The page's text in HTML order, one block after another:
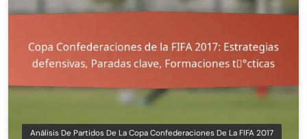
Análisis De Partidos De La Copa Confederaciones De La FIFA 2017